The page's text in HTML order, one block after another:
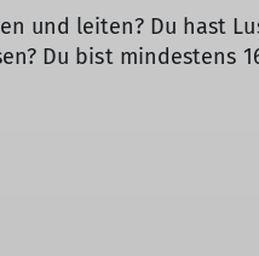
und leiten? Du hast
Du bist mindestens